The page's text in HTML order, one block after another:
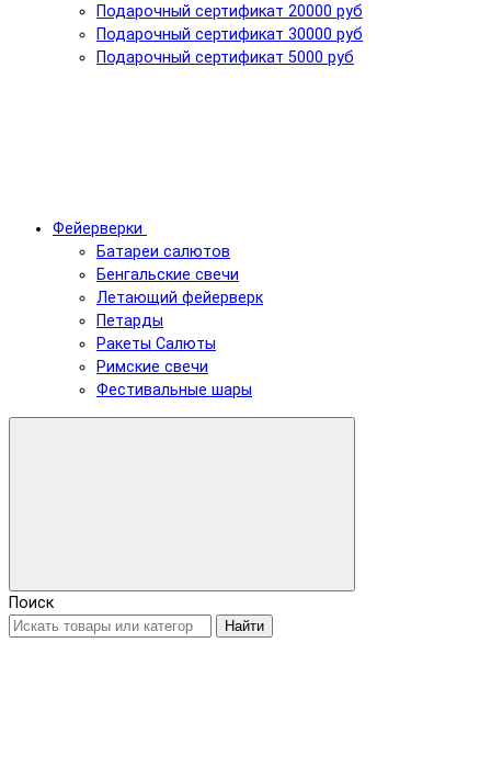
Подарочный сертификат 20000 руб
Подарочный сертификат 30000 руб
Подарочный сертификат 5000 руб
Фейерверки
Батареи салютов
Бенгальские свечи
Летающий фейерверк
Петарды
Ракеты Салюты
Римские свечи
Фестивальные шары
Поиск
Найти